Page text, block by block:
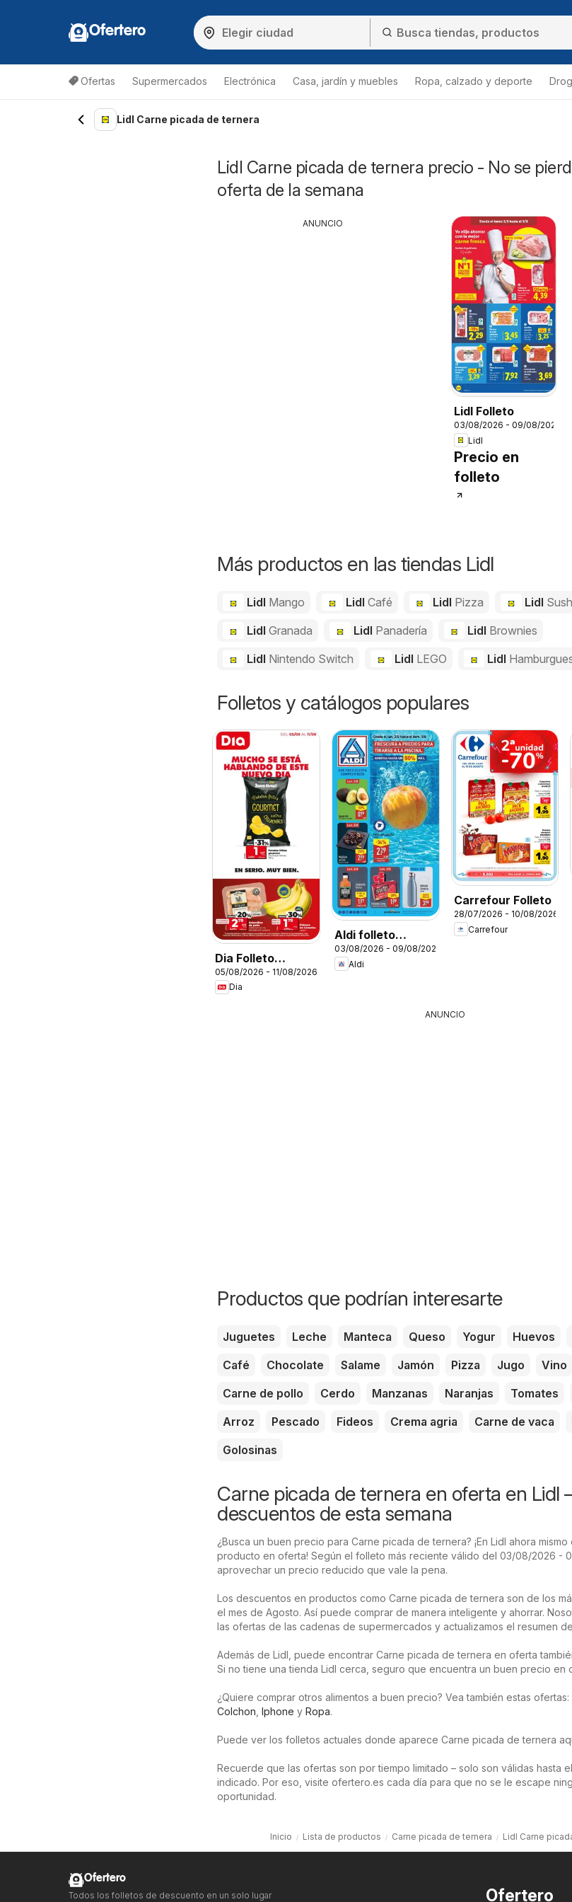
Ofertero
Ofertas Supermercados Electrónica Casa, jardín y muebles Ropa, calzado y deporte
Lidl Carne picada de ternera
Lidl Carne picada de ternera precio - No se
oferta de la semana
ANUNCIO
Lidl Folleto
03/08/2026 - 09/08/2026
Lidl
Precio en
folleto
Más productos en las tiendas Lidl
Lidl Mango Lidl Café Lidl Pizza Lidl
Lidl Granada Lidl Panadería Lidl Brownies
Lidl Nintendo Switch Lidl LEGO Lidl
Folletos y catálogos populares
Dia Folleto
Market
05/08/2026 - 11/08/2026
Dia
Aldi folleto
Península
03/08/2026 - 09/08/2026
Aldi
Carrefour Folleto
28/07/2026 - 10/08/2026
Carrefour
ANUNCIO
Productos que podrían interesarte
Juguetes Leche Manteca Queso Yogur Huevos
Café
Chocolate Salame Jamón Pizza Jugo Vino
Carne de pollo
Cerdo Manzanas Naranjas Tomates
Arroz
Pescado Fideos Crema agria Carne de vaca
Golosinas
Carne picada de ternera en oferta en Lidl
descuentos de esta semana
¿Busca un buen precio para Carne picada de ternera? ¡En Lidl ahora
producto en oferta! Según el folleto más reciente válido del 03/08/2026 -
aprovechar un precio reducido que vale la pena.
Los descuentos en productos como Carne picada de ternera son de los
el mes de Agosto. Así puede comprar de manera inteligente y ahorrar.
las ofertas de las cadenas de supermercados y actualizamos el resumen
Además de Lidl, puede encontrar Carne picada de ternera en oferta
Si no tiene una tienda Lidl cerca, seguro que encuentra un buen precio en
¿Quiere comprar otros alimentos a buen precio? Vea también estas ofertas:
Colchon Iphone y Ropa.
Puede ver los folletos actuales donde aparece Carne picada de ternera
Recuerde que las ofertas son por tiempo limitado – solo son válidas hasta
indicado. Por eso, visite ofertero.es cada día para que no se le escape
oportunidad.
Inicio Lista de productos Carne picada de ternera Lidl Carne
Ofertero
Ofertero
Todos los folletos de descuento en un solo lugar